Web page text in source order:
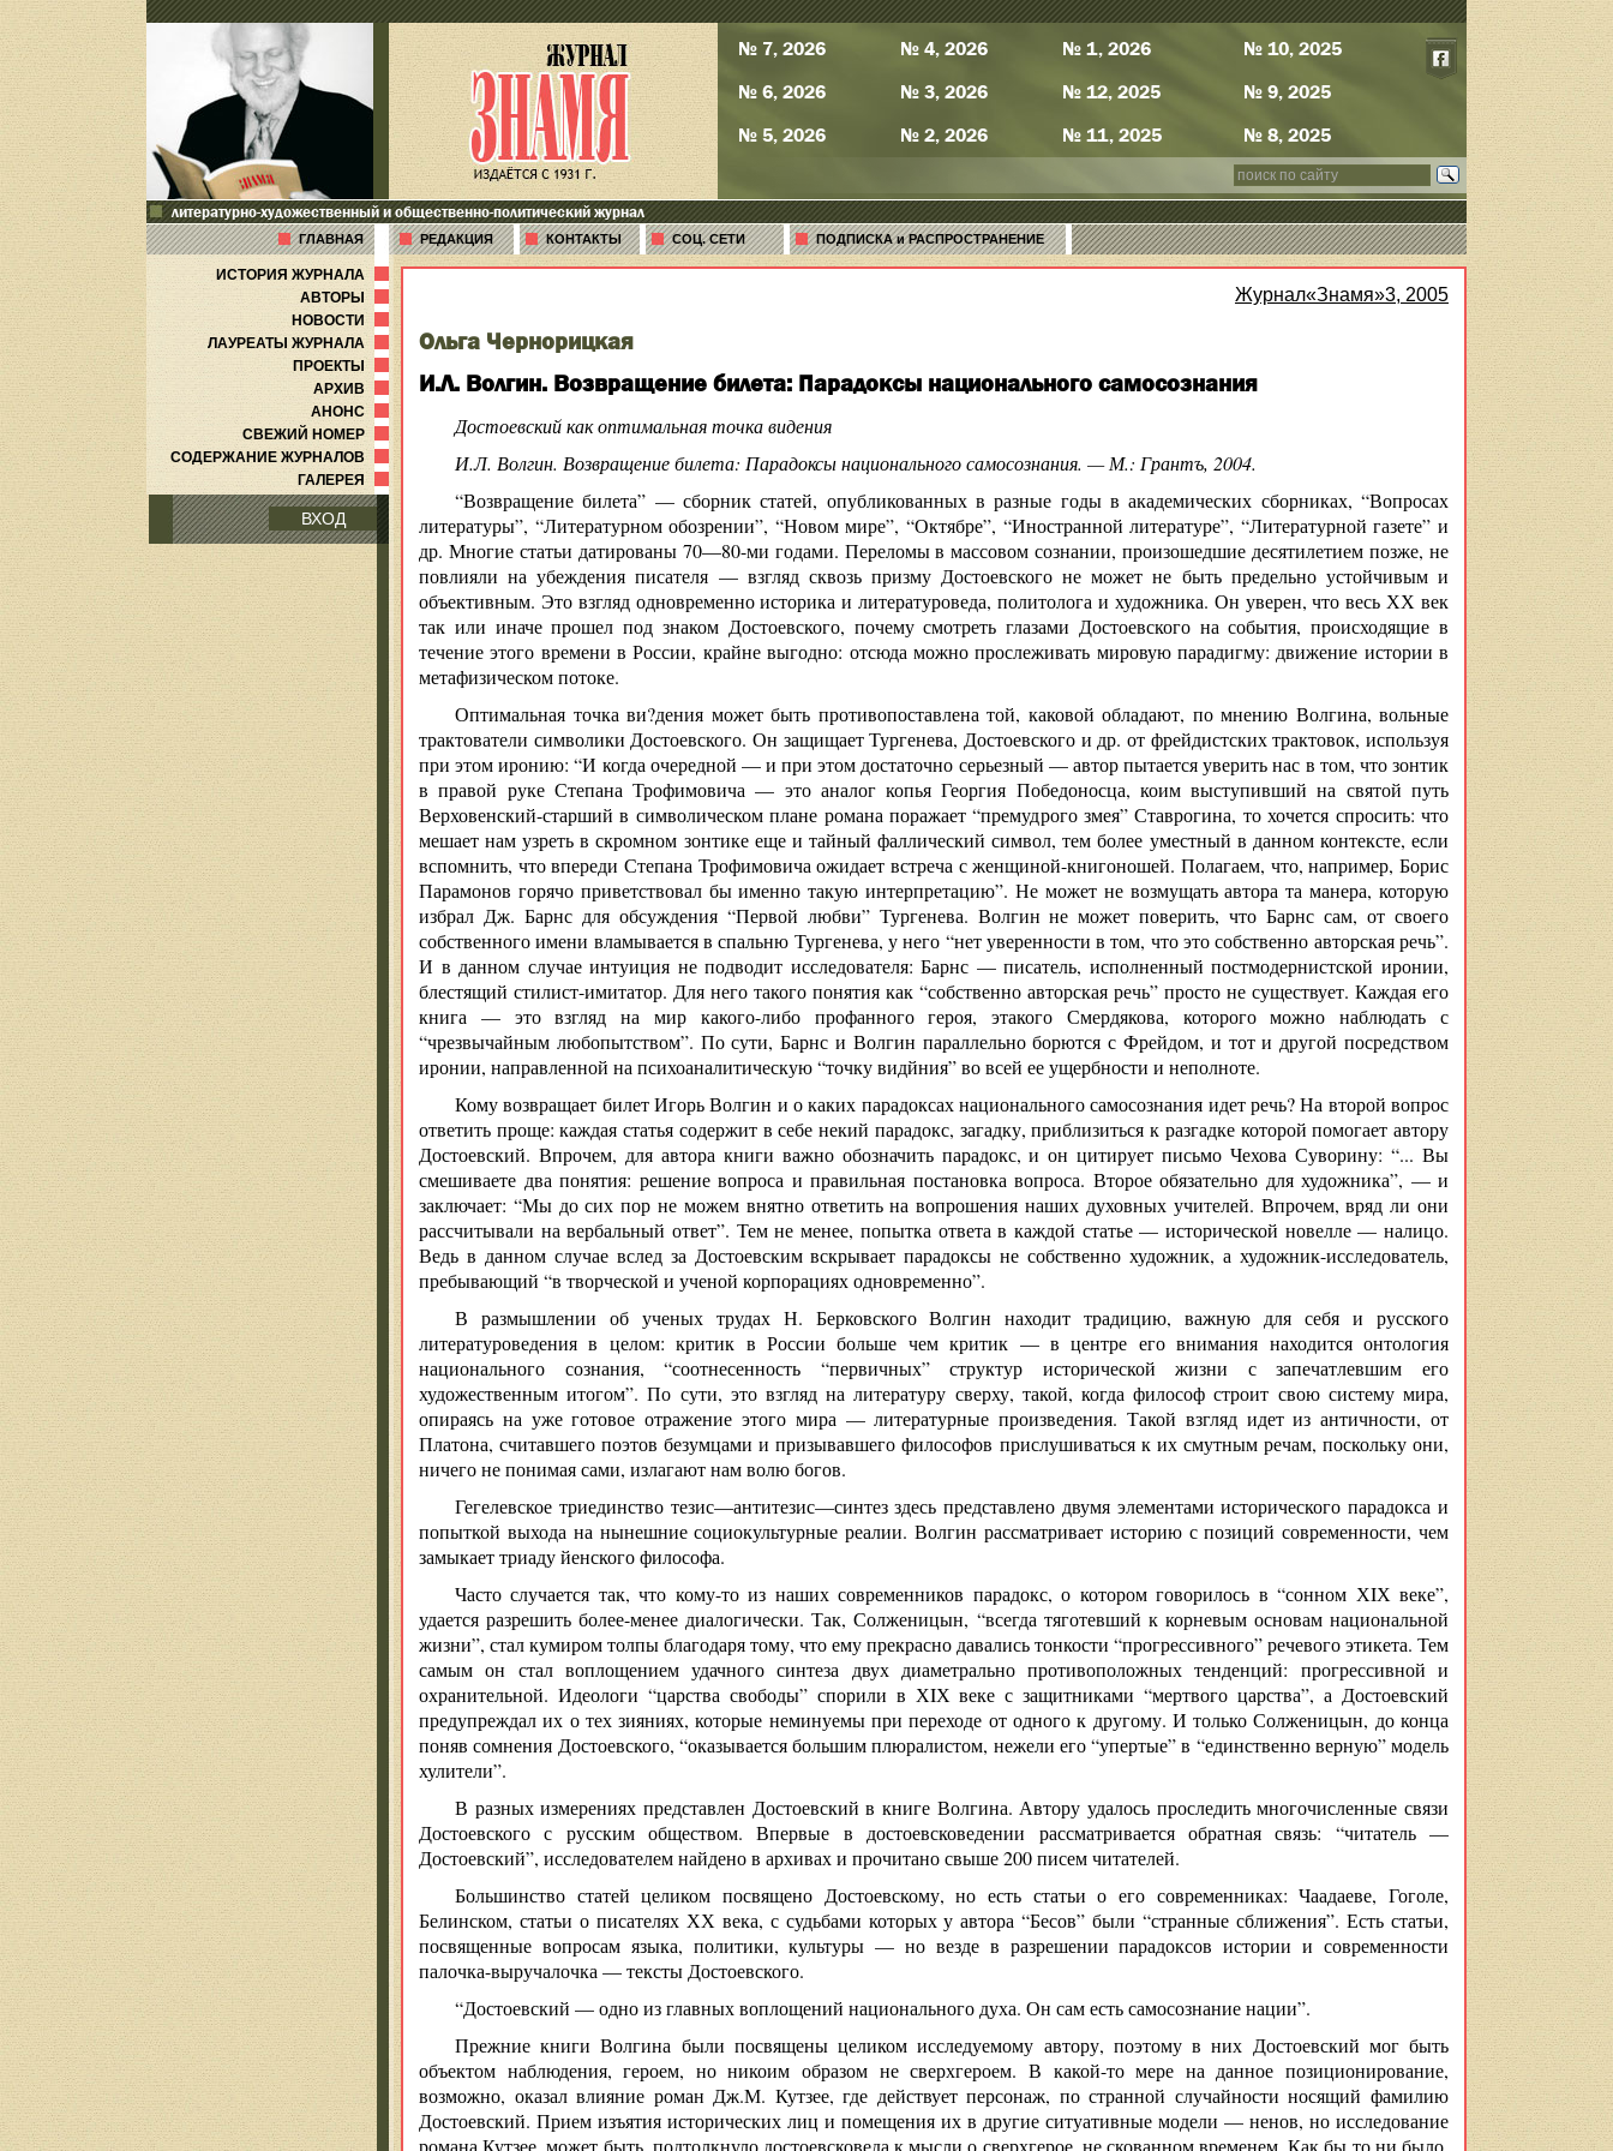
№ 7, 2026
№ 6, 2026
№ 5, 2026
№ 4, 2026
№ 3, 2026
№ 2, 2026
№ 1, 2026
№ 12, 2025
№ 11, 2025
№ 10, 2025
№ 9, 2025
№ 8, 2025
литературно-художественный и общественно-политический журнал
ГЛАВНАЯ РЕДАКЦИЯ КОНТАКТЫ СОЦ. СЕТИ ПОДПИСКА и РАСПРОСТРАНЕНИЕ
ИСТОРИЯ ЖУРНАЛА
АВТОРЫ
НОВОСТИ
ЛАУРЕАТЫ ЖУРНАЛА
ПРОЕКТЫ
АРХИВ
АНОНС
СВЕЖИЙ НОМЕР
СОДЕРЖАНИЕ ЖУРНАЛОВ
ГАЛЕРЕЯ
ВХОД
Журнал«Знамя»3, 2005
Ольга Чернорицкая
И.Л. Волгин. Возвращение билета: Парадоксы национального самосознания
Достоевский как оптимальная точка видения
И.Л. Волгин. Возвращение билета: Парадоксы национального самосознания. — М.: Грантъ, 2004.
“Возвращение билета” — сборник статей, опубликованных в разные годы в академических сборниках, “Вопросах
литературы”, “Литературном обозрении”, “Новом мире”, “Октябре”, “Иностранной литературе”, “Литературной газете” и
др. Многие статьи датированы 70—80-ми годами. Переломы в массовом сознании, произошедшие десятилетием позже, не
повлияли на убеждения писателя — взгляд сквозь призму Достоевского не может не быть предельно устойчивым и
объективным. Это взгляд одновременно историка и литературоведа, политолога и художника. Он уверен, что весь ХХ век
так или иначе прошел под знаком Достоевского, почему смотреть глазами Достоевского на события, происходящие в
течение этого времени в России, крайне выгодно: отсюда можно прослеживать мировую парадигму: движение истории в
метафизическом потоке.
Оптимальная точка ви?дения может быть противопоставлена той, каковой обладают, по мнению Волгина, вольные
трактователи символики Достоевского. Он защищает Тургенева, Достоевского и др. от фрейдистских трактовок, используя
при этом иронию: “И когда очередной — и при этом достаточно серьезный — автор пытается уверить нас в том, что зонтик
в правой руке Степана Трофимовича — это аналог копья Георгия Победоносца, коим выступивший на святой путь
Верховенский-старший в символическом плане романа поражает “премудрого змея” Ставрогина, то хочется спросить: что
мешает нам узреть в скромном зонтике еще и тайный фаллический символ, тем более уместный в данном контексте, если
вспомнить, что впереди Степана Трофимовича ожидает встреча с женщиной-книгоношей. Полагаем, что, например, Борис
Парамонов горячо приветствовал бы именно такую интерпретацию”. Не может не возмущать автора та манера, которую
избрал Дж. Барнс для обсуждения “Первой любви” Тургенева. Волгин не может поверить, что Барнс сам, от своего
собственного имени вламывается в спальню Тургенева, у него “нет уверенности в том, что это собственно авторская речь”.
И в данном случае интуиция не подводит исследователя: Барнс — писатель, исполненный постмодернистской иронии,
блестящий стилист-имитатор. Для него такого понятия как “собственно авторская речь” просто не существует. Каждая его
книга — это взгляд на мир какого-либо профанного героя, этакого Смердякова, которого можно наблюдать с
“чрезвычайным любопытством”. По сути, Барнс и Волгин параллельно борются с Фрейдом, и тот и другой посредством
иронии, направленной на психоаналитическую “точку видйния” во всей ее ущербности и неполноте.
Кому возвращает билет Игорь Волгин и о каких парадоксах национального самосознания идет речь? На второй вопрос
ответить проще: каждая статья содержит в себе некий парадокс, загадку, приблизиться к разгадке которой помогает автору
Достоевский. Впрочем, для автора книги важно обозначить парадокс, и он цитирует письмо Чехова Суворину: “... Вы
смешиваете два понятия: решение вопроса и правильная постановка вопроса. Второе обязательно для художника”, — и
заключает: “Мы до сих пор не можем внятно ответить на вопрошения наших духовных учителей. Впрочем, вряд ли они
рассчитывали на вербальный ответ”. Тем не менее, попытка ответа в каждой статье — исторической новелле — налицо.
Ведь в данном случае вслед за Достоевским вскрывает парадоксы не собственно художник, а художник-исследователь,
пребывающий “в творческой и ученой корпорациях одновременно”.
В размышлении об ученых трудах Н. Берковского Волгин находит традицию, важную для себя и русского
литературоведения в целом: критик в России больше чем критик — в центре его внимания находится онтология
национального сознания, “соотнесенность “первичных” структур исторической жизни с запечатлевшим его
художественным итогом”. По сути, это взгляд на литературу сверху, такой, когда философ строит свою систему мира,
опираясь на уже готовое отражение этого мира — литературные произведения. Такой взгляд идет из античности, от
Платона, считавшего поэтов безумцами и призывавшего философов прислушиваться к их смутным речам, поскольку они,
ничего не понимая сами, излагают нам волю богов.
Гегелевское триединство тезис—антитезис—синтез здесь представлено двумя элементами исторического парадокса и
попыткой выхода на нынешние социокультурные реалии. Волгин рассматривает историю с позиций современности, чем
замыкает триаду йенского философа.
Часто случается так, что кому-то из наших современников парадокс, о котором говорилось в “сонном ХIХ веке”,
удается разрешить более-менее диалогически. Так, Солженицын, “всегда тяготевший к корневым основам национальной
жизни”, стал кумиром толпы благодаря тому, что ему прекрасно давались тонкости “прогрессивного” речевого этикета. Тем
самым он стал воплощением удачного синтеза двух диаметрально противоположных тенденций: прогрессивной и
охранительной. Идеологи “царства свободы” спорили в ХIХ веке с защитниками “мертвого царства”, а Достоевский
предупреждал их о тех зияниях, которые неминуемы при переходе от одного к другому. И только Солженицын, до конца
поняв сомнения Достоевского, “оказывается большим плюралистом, нежели его “упертые” в “единственно верную” модель
хулители”.
В разных измерениях представлен Достоевский в книге Волгина. Автору удалось проследить многочисленные связи
Достоевского с русским обществом. Впервые в достоевсковедении рассматривается обратная связь: “читатель —
Достоевский”, исследователем найдено в архивах и прочитано свыше 200 писем читателей.
Большинство статей целиком посвящено Достоевскому, но есть статьи о его современниках: Чаадаеве, Гоголе,
Белинском, статьи о писателях ХХ века, с судьбами которых у автора “Бесов” были “странные сближения”. Есть статьи,
посвященные вопросам языка, политики, культуры — но везде в разрешении парадоксов истории и современности
палочка-выручалочка — тексты Достоевского.
“Достоевский — одно из главных воплощений национального духа. Он сам есть самосознание нации”.
Прежние книги Волгина были посвящены целиком исследуемому автору, поэтому в них Достоевский мог быть
объектом наблюдения, героем, но никоим образом не сверхгероем. В какой-то мере на данное позиционирование,
возможно, оказал влияние роман Дж.М. Кутзее, где действует персонаж, по странной случайности носящий фамилию
Достоевский. Прием изъятия исторических лиц и помещения их в другие ситуативные модели — ненов, но исследование
романа Кутзее, может быть, подтолкнуло достоевсковеда к мысли о сверхгерое, не скованном временем. Как бы то ни было,